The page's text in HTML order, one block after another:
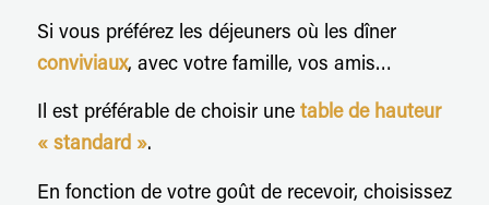
Si vous préférez les déjeuners où les dîner
conviviaux, avec votre famille, vos amis…
Il est préférable de choisir une table de hauteur
« standard ».
En fonction de votre goût de recevoir, choisissez